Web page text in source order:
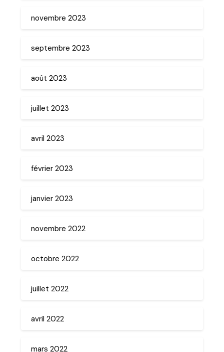
novembre 2023
septembre 2023
août 2023
juillet 2023
avril 2023
février 2023
janvier 2023
novembre 2022
octobre 2022
juillet 2022
avril 2022
mars 2022